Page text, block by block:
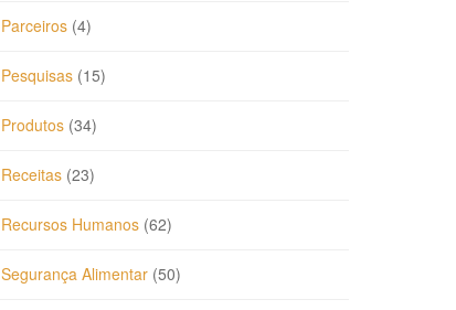
Parceiros (4)
Pesquisas (15)
Produtos (34)
Receitas (23)
Recursos Humanos (62)
Segurança Alimentar (50)